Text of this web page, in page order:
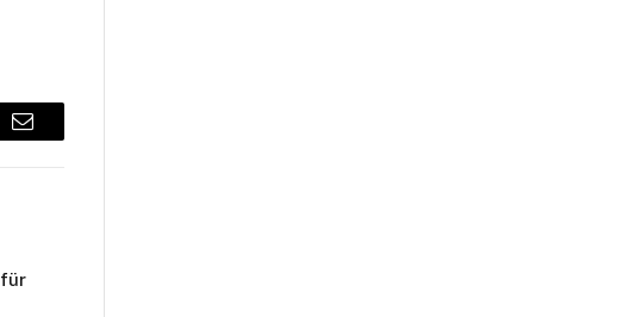
Email